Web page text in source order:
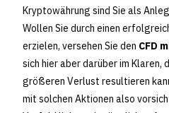
Kryptowährung sind Sie als
Wollen Sie durch einen
erzielen, versehen Sie den CFD
sich hier aber darüber im Klaren,
größeren Verlust resultieren
mit solchen Aktionen also